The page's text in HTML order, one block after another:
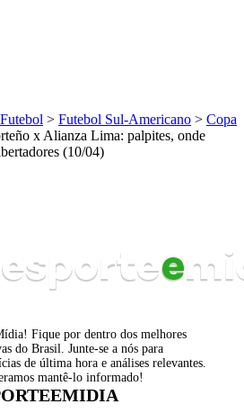
Futebol > Futebol Sul-Americano > Copa
x Alianza Lima: palpites, onde
(10/04)
Fique por dentro dos melhores
do Brasil. Junte-se a nós para
de última hora e análises relevantes.
mantê-lo informado!